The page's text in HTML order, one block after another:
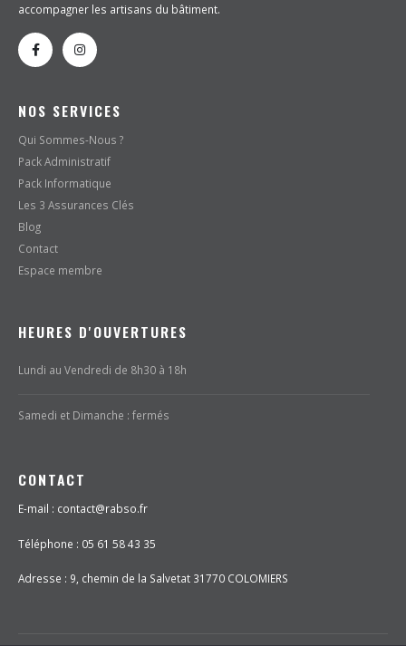
accompagner les artisans du bâtiment.
NOS SERVICES
Qui Sommes-Nous ?
Pack Administratif
Pack Informatique
Les 3 Assurances Clés
Blog
Contact
Espace membre
HEURES D'OUVERTURES
Lundi au Vendredi de 8h30 à 18h
Samedi et Dimanche : fermés
CONTACT
E-mail : contact@rabso.fr
Téléphone : 05 61 58 43 35
Adresse : 9, chemin de la Salvetat 31770 COLOMIERS